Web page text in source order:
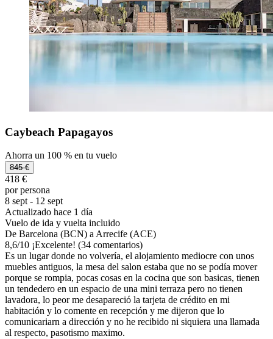
Caybeach Papagayos
Ahorra un 100 % en tu vuelo
845 €
418 €
por persona
8 sept - 12 sept
Actualizado hace 1 día
Vuelo de ida y vuelta incluido
De Barcelona (BCN) a Arrecife (ACE)
8,6/10 ¡Excelente! (34 comentarios)
Es un lugar donde no volvería, el alojamiento mediocre con unos
muebles antiguos, la mesa del salon estaba que no se podía mover
porque se rompia, pocas cosas en la cocina que son basicas, tienen
un tendedero en un espacio de una mini terraza pero no tienen
lavadora, lo peor me desapareció la tarjeta de crédito en mi
habitación y lo comente en recepción y me dijeron que lo
comunicariarn a dirección y no he recibido ni siquiera una llamada
al respecto, pasotismo maximo.